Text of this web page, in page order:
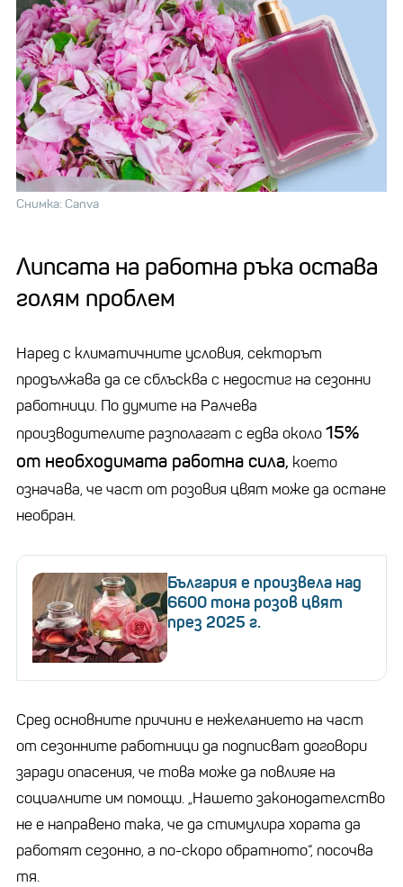
Снимка: Canva
Липсата на работна ръка остава
голям проблем
Наред с климатичните условия, секторът
продължава да се сблъсква с недостиг на сезонни
работници. По думите на Ралчева
производителите разполагат с едва около15%
от необходимата работна сила, което
означава, че част от розовия цвят може да остане
необран.
България е произвела над
6600 тона розов цвят
през 2025 г.
Сред основните причини е нежеланието на част
от сезонните работници да подписват договори
заради опасения, че това може да повлияе на
социалните им помощи. „Нашето законодателство
не е направено така, че да стимулира хората да
работят сезонно, а по-скоро обратното“, посочва
тя.